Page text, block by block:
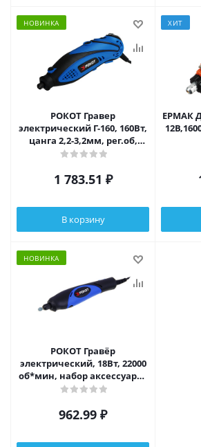
НОВИНКА
РОКОТ Гравер
электрический Г-160, 160Вт,
цанга 2,2-3,2мм, рег.об,
набор акссесуаров 40
1 783.51 ₽
В корзину
ХИТ
ЕРМАК
НОВИНКА
РОКОТ Гравёр
электрический, 18Вт, 22000
об*мин, набор аксессуаров
24 предмета
962.99 ₽